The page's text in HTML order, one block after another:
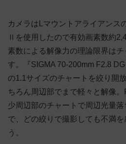
カメラはLマウントアライアンス
Ⅱを使用したので有効画素数約
素数による解像力の理論限界はチ
す。『SIGMA 70-200mm F2.8
の1.1サイズのチャートを絞り開
ちろん周辺部でまで軽々と解像
少周辺部のチャートで周辺光量
で、どの絞りで撮影しても不満
う。